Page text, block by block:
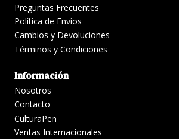
Preguntas Frecuentes
Política de Envíos
Cambios y Devoluciones
Términos y Condiciones
Información
Nosotros
Contacto
CulturaPen
Ventas Internacionales